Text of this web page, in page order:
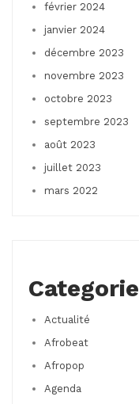
février 2024
janvier 2024
décembre 2023
novembre 2023
octobre 2023
septembre 2023
août 2023
juillet 2023
mars 2022
Actualité
Afrobeat
Afropop
Agenda